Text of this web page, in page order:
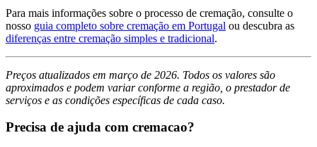
Para mais informações sobre o processo de cremação, consulte o
nosso guia completo sobre cremação em Portugal ou descubra as
diferenças entre cremação simples e tradicional.
Preços atualizados em março de 2026. Todos os valores são
aproximados e podem variar conforme a região, o prestador de
serviços e as condições específicas de cada caso.
Precisa de ajuda com cremacao?